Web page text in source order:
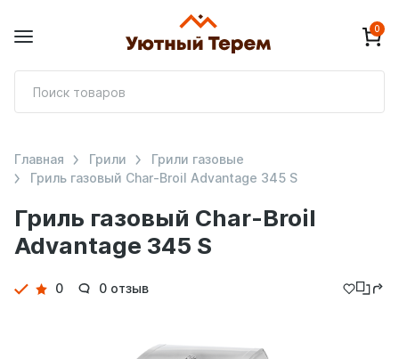
0
Гриль газовый Char-Broil
Advantage 345 S
Главная Грили
Грили газовые
Гриль газовый Char-Broil Advantage 345 S
Детали
0 0 отзыв